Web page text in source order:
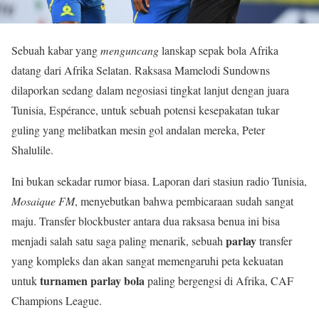
Sebuah kabar yangmenguncanglanskap sepak bola Afrika
datang dari Afrika Selatan. Raksasa Mamelodi Sundowns
dilaporkan sedang dalam negosiasi tingkat lanjut dengan juara
Tunisia, Espérance, untuk sebuah potensi kesepakatan tukar
guling yang melibatkan mesin gol andalan mereka, Peter
Shalulile.
Ini bukan sekadar rumor biasa. Laporan dari stasiun radio Tunisia,
Mosaique FM, menyebutkan bahwa pembicaraan sudah sangat
maju. Transfer blockbuster antara dua raksasa benua ini bisa
menjadi salah satu saga paling menarik, sebuahparlaytransfer
yang kompleks dan akan sangat memengaruhi peta kekuatan
untukturnamen parlay bolapaling bergengsi di Afrika, CAF
Champions League.